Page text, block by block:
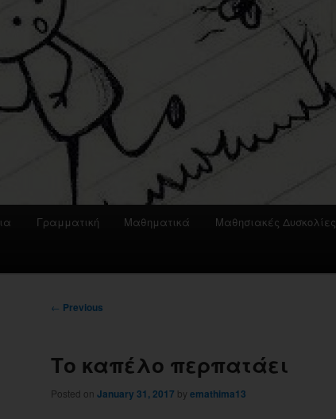
Γραμματική Μαθηματικά Μαθησιακές Δυσκολίες
Post
← Previous
Το καπέλο περπατάει
Posted on January 31, 2017 by emathima13